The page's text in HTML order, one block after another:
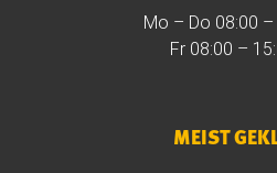
Mo – Do 08:00 –
Fr 08:00 –
MEIST